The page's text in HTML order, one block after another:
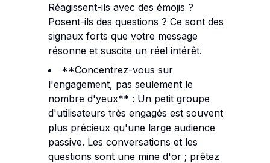
Réagissent-ils avec des émojis ?
Posent-ils des questions ? Ce sont des
signaux forts que votre message
résonne et suscite un réel intérêt.
**Concentrez-vous sur
l'engagement, pas seulement le
nombre d'yeux** : Un petit groupe
d'utilisateurs très engagés est souvent
plus précieux qu'une large audience
passive. Les conversations et les
questions sont une mine d'or ; prêtez